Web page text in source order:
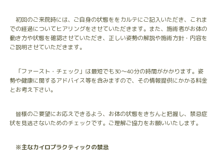
初回のご来院時には、ご自身の状態ををカルテにご記入いただき、これま
での経過についてヒアリングをさせていただきます。また、施術者がお体の
動き方や状態を確認させていただき、正しい姿勢の解説や施術方針・内容を
ご説明させていただきます。
「ファースト・チェック」は最短でも30～40分の時間がかかります。姿
勢や健康に関するアドバイス等を含みますので、その情報提供にかかる料金
とお考え下さい。
皆様のご要望にお応えできるよう、お体の状態をきちんと把握し、禁忌症
状を見逃さないためのチェックです。ご理解ご協力をお願いいたします。
※主なカイロプラクティックの禁忌